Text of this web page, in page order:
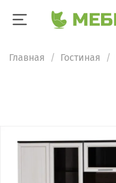
Главная Гостиная